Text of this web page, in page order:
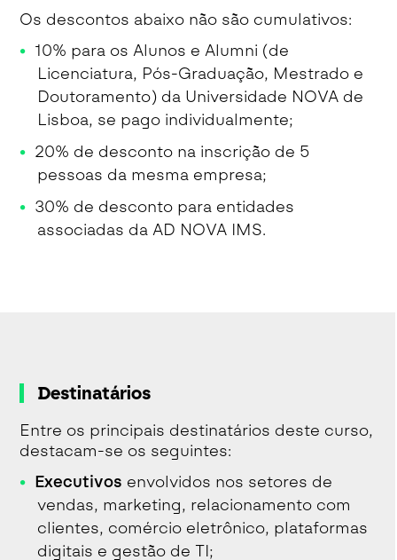
Os descontos abaixo não são cumulativos:
10% para os Alunos e Alumni (de
Licenciatura, Pós-Graduação, Mestrado e
Doutoramento) da Universidade NOVA de
Lisboa, se pago individualmente;
20% de desconto na inscrição de 5
pessoas da mesma empresa;
30% de desconto para entidades
associadas da AD NOVA IMS.
Destinatários
Entre os principais destinatários deste curso,
destacam-se os seguintes:
Executivos envolvidos nos setores de
vendas, marketing, relacionamento com
clientes, comércio eletrônico, plataformas
digitais e gestão de TI;